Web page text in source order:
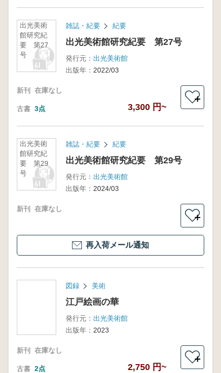
出光美術
館研究紀
要 第27
号
雑誌・紀要 紀要
出光美術館研究紀要 第27号
発行元： 出光美術館
出版年： 2022/03
新刊 在庫なし
古書 3点 3,300 円~
＋
出光美術
館研究紀
要 第29
号
雑誌・紀要 紀要
出光美術館研究紀要 第29号
発行元： 出光美術館
出版年： 2024/03
新刊 在庫なし
＋
再入荷メール通知
図録 美術
江戸絵画の華
発行元： 出光美術館
出版年： 2023
新刊 在庫なし
古書 2点 2,750 円~
＋